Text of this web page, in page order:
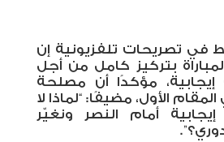
في تصريحات تلفزيونية إن
بتركيز كامل من أجل
مؤكدًا أن مصلحة
الأول، مضيفًا: “لماذا لا
أمام النصر ونغيّر
”.